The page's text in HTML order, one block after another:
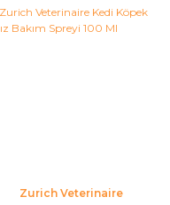
Zurich Veterinaire